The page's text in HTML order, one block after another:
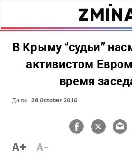
В Крыму “судьи”
активистом
время
Дата: 28 October 2016
A+ A-